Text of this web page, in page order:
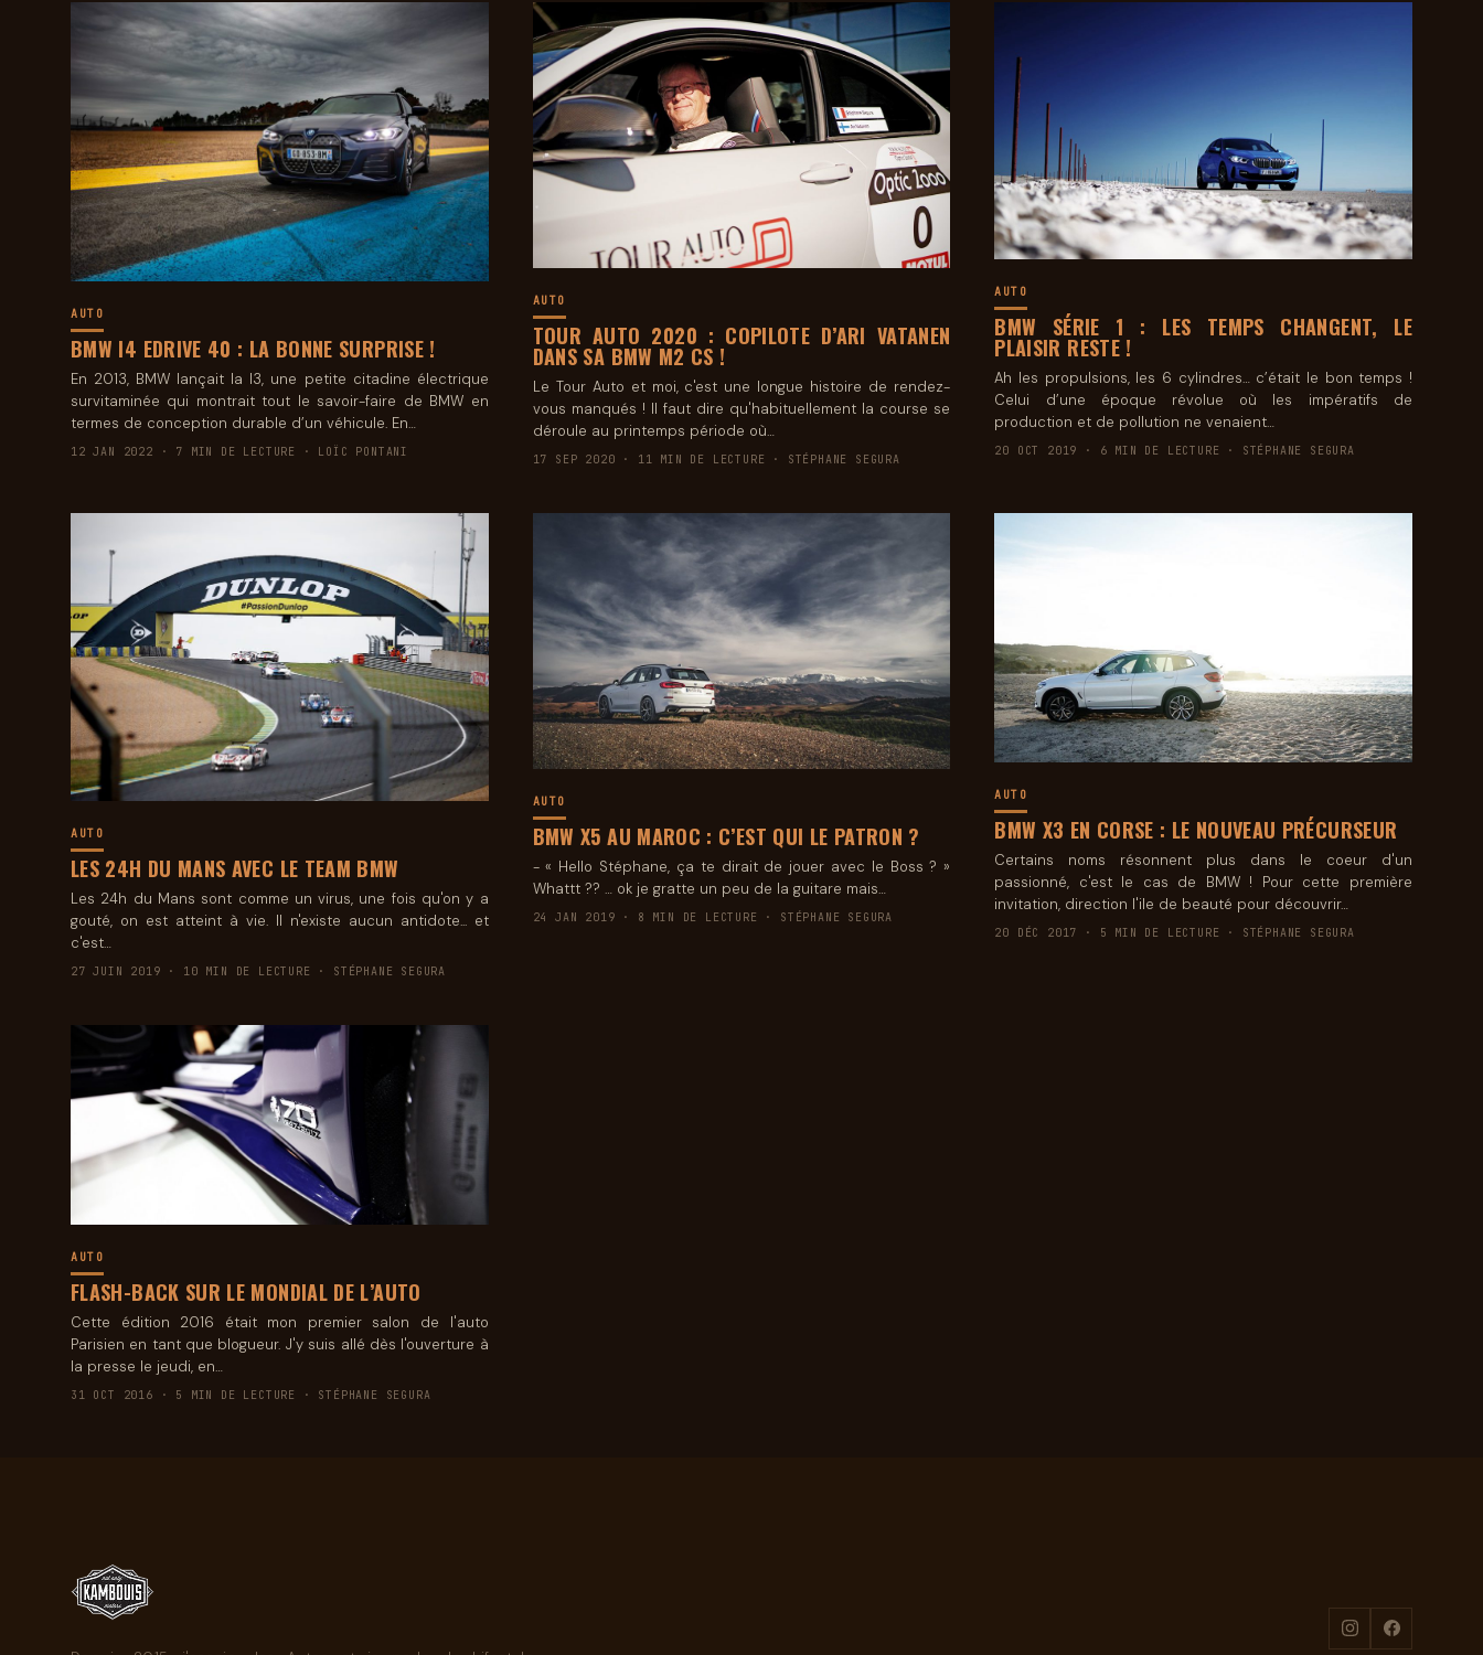
AUTO
BMW I4 EDRIVE 40 : LA BONNE SURPRISE !
En 2013, BMW lançait la I3, une petite citadine électrique
survitaminée qui montrait tout le savoir-faire de BMW en
termes de conception durable d’un véhicule. En…
12 JAN 2022 · 7 MIN DE LECTURE · LOÏC PONTANI
AUTO
TOUR AUTO 2020 : COPILOTE D’ARI VATANEN
DANS SA BMW M2 CS !
Le Tour Auto et moi, c'est une longue histoire de rendez-
vous manqués ! Il faut dire qu'habituellement la course se
déroule au printemps période où…
17 SEP 2020 · 11 MIN DE LECTURE · STÉPHANE SEGURA
AUTO
BMW SÉRIE 1 : LES TEMPS CHANGENT, LE
PLAISIR RESTE !
Ah les propulsions, les 6 cylindres… c’était le bon temps !
Celui d’une époque révolue où les impératifs de
production et de pollution ne venaient…
20 OCT 2019 · 6 MIN DE LECTURE · STÉPHANE SEGURA
AUTO
LES 24H DU MANS AVEC LE TEAM BMW
Les 24h du Mans sont comme un virus, une fois qu'on y a
gouté, on est atteint à vie. Il n'existe aucun antidote... et
c'est…
27 JUIN 2019 · 10 MIN DE LECTURE · STÉPHANE SEGURA
AUTO
BMW X5 AU MAROC : C’EST QUI LE PATRON ?
- « Hello Stéphane, ça te dirait de jouer avec le Boss ? »
Whattt ?? … ok je gratte un peu de la guitare mais…
24 JAN 2019 · 8 MIN DE LECTURE · STÉPHANE SEGURA
AUTO
BMW X3 EN CORSE : LE NOUVEAU PRÉCURSEUR
Certains noms résonnent plus dans le coeur d'un
passionné, c'est le cas de BMW ! Pour cette première
invitation, direction l'ile de beauté pour découvrir…
20 DÉC 2017 · 5 MIN DE LECTURE · STÉPHANE SEGURA
AUTO
FLASH-BACK SUR LE MONDIAL DE L’AUTO
Cette édition 2016 était mon premier salon de l'auto
Parisien en tant que blogueur. J'y suis allé dès l'ouverture à
la presse le jeudi, en…
31 OCT 2016 · 5 MIN DE LECTURE · STÉPHANE SEGURA